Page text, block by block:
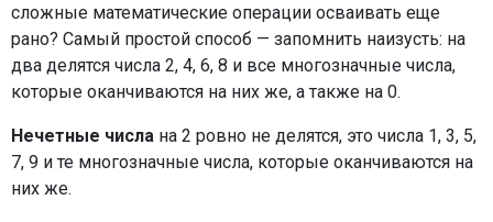
сложные математические операции осваивать еще
рано? Самый простой способ — запомнить наизусть: на
два делятся числа 2, 4, 6, 8 и все многозначные числа,
которые оканчиваются на них же, а также на 0.
Нечетные числа на 2 ровно не делятся, это числа 1, 3, 5,
7, 9 и те многозначные числа, которые оканчиваются на
них же.